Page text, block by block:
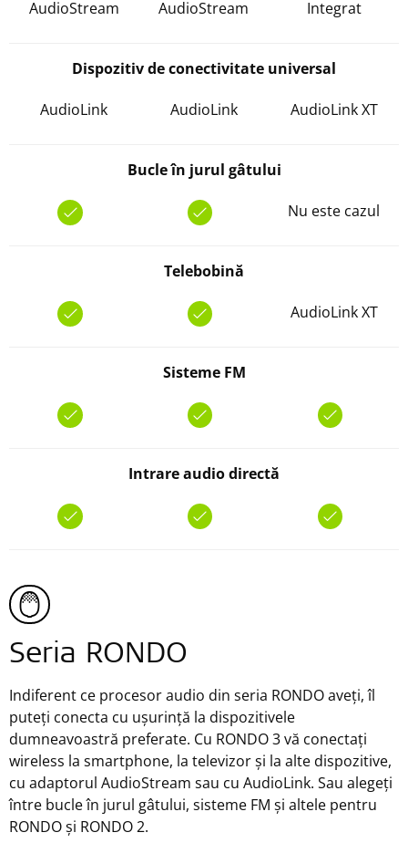
AudioStream AudioStream Integrat
Dispozitiv de conectivitate universal
AudioLink AudioLink AudioLink XT
Bucle în jurul gâtului
Nu este cazul
Telebobină
AudioLink XT
Sisteme FM
Intrare audio directă
Seria RONDO
Indiferent ce procesor audio din seria RONDO aveți, îl
puteți conecta cu ușurință la dispozitivele
dumneavoastră preferate. Cu RONDO 3 vă conectați
wireless la smartphone, la televizor și la alte dispozitive,
cu adaptorul AudioStream sau cu AudioLink. Sau alegeți
între bucle în jurul gâtului, sisteme FM și altele pentru
RONDO și RONDO 2.